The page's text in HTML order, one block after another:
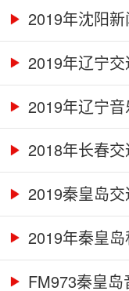
2019年沈阳
2019年辽宁
2019年辽宁
2018年长春
2019秦皇岛
2019年秦皇
FM973秦皇